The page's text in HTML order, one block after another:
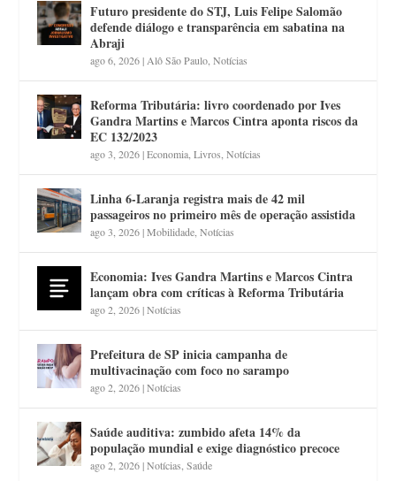
Futuro presidente do STJ, Luis Felipe Salomão
defende diálogo e transparência em sabatina na
Abraji
ago 6, 2026| Alô São Paulo ,Notícias
Reforma Tributária: livro coordenado por Ives
Gandra Martins e Marcos Cintra aponta riscos da
EC 132/2023
ago 3, 2026|Economia ,Livros ,Notícias
Linha 6-Laranja registra mais de 42 mil
passageiros no primeiro mês de operação assistida
ago 3, 2026|Mobilidade ,Notícias
Economia: Ives Gandra Martins e Marcos Cintra
lançam obra com críticas à Reforma Tributária
ago 2, 2026|Notícias
Prefeitura de SP inicia campanha de
multivacinação com foco no sarampo
ago 2, 2026|Notícias
Saúde auditiva: zumbido afeta 14% da
população mundial e exige diagnóstico precoce
ago 2, 2026|Notícias ,Saúde